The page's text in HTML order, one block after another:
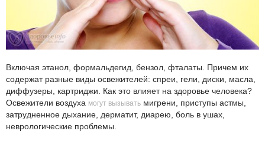
Включая этанол, формальдегид, бензол, фталаты. Причем их
содержат разные виды освежителей: спреи, гели, диски, масла,
диффузеры, картриджи. Как это влияет на здоровье человека?
Освежители воздуха могут вызывать мигрени, приступы астмы,
затрудненное дыхание, дерматит, диарею, боль в ушах,
неврологические проблемы.